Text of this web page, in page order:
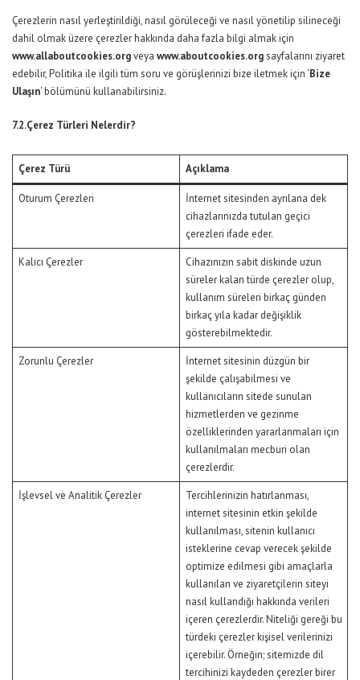
Çerezlerin nasıl yerleştirildiği, nasıl görüleceği ve nasıl yönetilip silineceği
dahil olmak üzere çerezler hakkında daha fazla bilgi almak için
www.allaboutcookies.orgveya www.aboutcookies.orgsayfalarını ziyaret
edebilir, Politika ile ilgili tüm soru ve görüşlerinizi bize iletmek için ‘Bize
Ulaşın‘ bölümünü kullanabilirsiniz.
7.2.Çerez Türleri Nelerdir?
Çerez Türü Açıklama
Oturum Çerezleri
İnternet sitesinden ayrılana dek
cihazlarınızda tutulan geçici
çerezleri ifade eder.
Kalıcı Çerezler
Cihazınızın sabit diskinde uzun
süreler kalan türde çerezler olup,
kullanım süreleri birkaç günden
birkaç yıla kadar değişiklik
gösterebilmektedir.
Zorunlu Çerezler
İnternet sitesinin düzgün bir
şekilde çalışabilmesi ve
kullanıcıların sitede sunulan
hizmetlerden ve gezinme
özelliklerinden yararlanmaları için
kullanılmaları mecburi olan
çerezlerdir.
İşlevsel ve Analitik Çerezler
Tercihlerinizin hatırlanması,
internet sitesinin etkin şekilde
kullanılması, sitenin kullanıcı
isteklerine cevap verecek şekilde
optimize edilmesi gibi amaçlarla
kullanılan ve ziyaretçilerin siteyi
nasıl kullandığı hakkında verileri
içeren çerezlerdir. Niteliği gereği bu
türdeki çerezler kişisel verilerinizi
içerebilir. Örneğin; sitemizde dil
tercihinizi kaydeden çerezler birer